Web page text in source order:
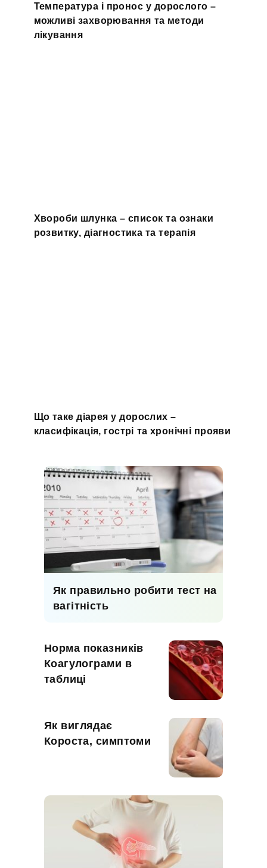
Температура і пронос у дорослого –
можливі захворювання та методи
лікування
Хвороби шлунка – список та ознаки
розвитку, діагностика та терапія
Що таке діарея у дорослих –
класифікація, гострі та хронічні прояви
Як правильно робити тест на
вагітність
Норма показників
Коагулограми в
таблиці
Як виглядає
Короста, симптоми